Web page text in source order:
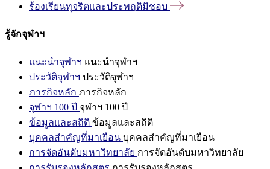
ร้องเรียนทุจริตและประพฤติมิชอบ
รู้จักจุฬาฯ
แนะนำจุฬาฯ แนะนำจุฬาฯ
ประวัติจุฬาฯ ประวัติจุฬาฯ
ภารกิจหลัก ภารกิจหลัก
จุฬาฯ 100 ปี จุฬาฯ 100 ปี
ข้อมูลและสถิติ ข้อมูลและสถิติ
บุคคลสำคัญที่มาเยือน บุคคลสำคัญที่มาเยือน
การจัดอันดับมหาวิทยาลัย การจัดอันดับมหาวิทยาลัย